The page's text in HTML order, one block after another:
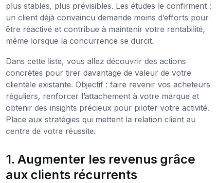
plus stables, plus prévisibles. Les études le confirment :
un client déjà convaincu demande moins d’efforts pour
être réactivé et contribue à maintenir votre rentabilité,
même lorsque la concurrence se durcit.
Dans cette liste, vous allez découvrir des actions
concrètes pour tirer davantage de valeur de votre
clientèle existante. Objectif : faire revenir vos acheteurs
réguliers, renforcer l’attachement à votre marque et
obtenir des insights précieux pour piloter votre activité.
Place aux stratégies qui mettent la relation client au
centre de votre réussite.
1. Augmenter les revenus grâce
aux clients récurrents